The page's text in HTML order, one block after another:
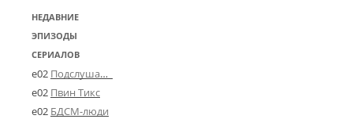
НЕДАВНИЕ
ЭПИЗОДЫ
СЕРИАЛОВ
e02 Подслушано в Угличе
e02 Пвин Тикс
e02 БДСМ-люди